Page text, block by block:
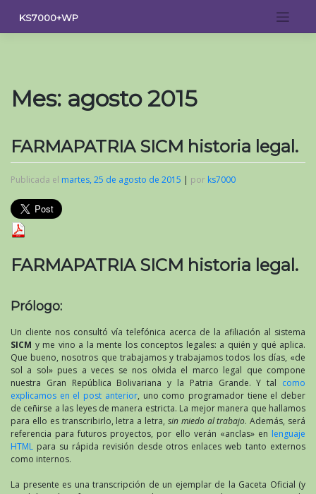
contenido
KS7000+WP
Mes: agosto 2015
FARMAPATRIA SICM historia legal.
Publicada el martes, 25 de agosto de 2015 | por ks7000
FARMAPATRIA SICM historia legal.
Prólogo:
Un cliente nos consultó vía telefónica acerca de la afiliación al sistema
SICM y me vino a la mente los conceptos legales: a quién y qué aplica.
Que bueno, nosotros que trabajamos y trabajamos todos los días, «de
sol a sol» pues a veces se nos olvida el marco legal que compone
nuestra Gran República Bolivariana y la Patria Grande. Y tal como
explicamos en el post anterior, uno como programador tiene el deber
de ceñirse a las leyes de manera estricta. La mejor manera que hallamos
para ello es transcribirlo, letra a letra, sin miedo al trabajo. Además, será
referencia para futuros proyectos, por ello verán «anclas» en lenguaje
HTML para su rápida revisión desde otros enlaces web tanto externos
como internos.
La presente es una transcripción de un ejemplar de la Gaceta Oficial (y